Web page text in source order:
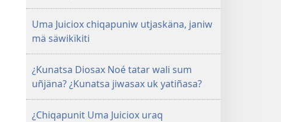
Uma Juiciox chiqapuniw utjaskäna, janiw
mä säwikïkiti
¿Kunatsa Diosax Noé tatar wali sum
uñjäna? ¿Kunatsa jiwasax uk yatiñasa?
¿Chiqapunit Uma Juiciox uraq